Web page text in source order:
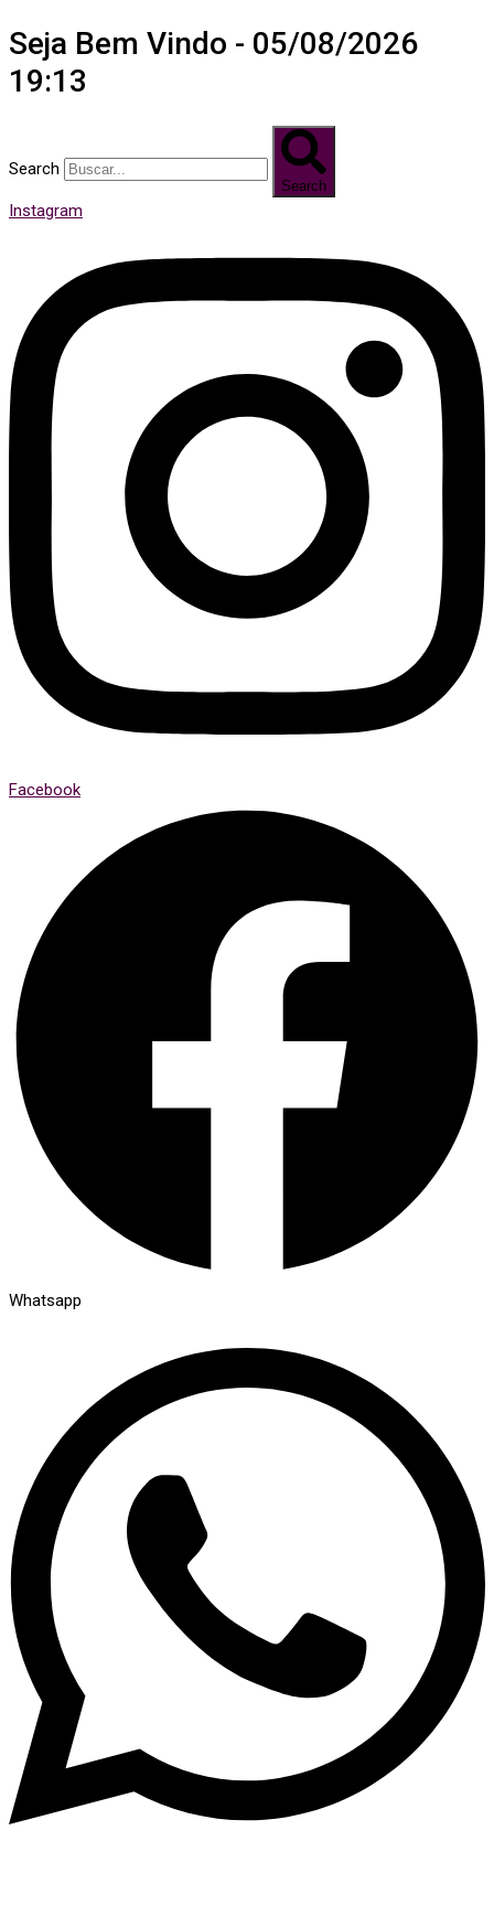
Seja Bem Vindo - 05/08/2026
19:13
Search
Search
Instagram
Facebook
Whatsapp